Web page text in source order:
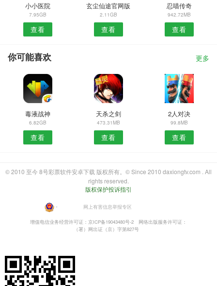
小小医院
7.95GB
查看
玄尘仙途官网版
2.11GB
查看
忍喵传奇
942.72MB
查看
你可能喜欢 更多
毒液战神
6.82GB
查看
天杀之剑
473.31MB
查看
2人对决
99.8MB
查看
© 2010 至今 8号彩票软件安卓下载 版权所有。© Since 2010 daxiongtv.com . All
rights reserved.
版权保护投诉指引
・ 网上有害信息举报专区
增值电信业务经营许可证：京ICP备19043480号-2
网络出版服务许可证：
（署）网出证（京）字第827号